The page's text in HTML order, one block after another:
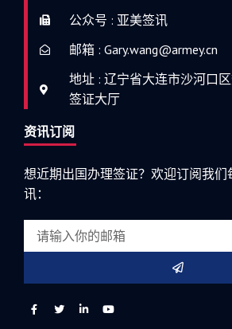
公众号 : 亚美签讯
邮箱 : Gary.wang@armey.cn
地址 : 辽宁省大连市沙河口
签证大厅
资讯订阅
想近期出国办理签证？欢迎订阅我们
讯：